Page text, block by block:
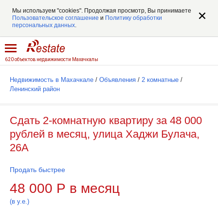
Мы используем "cookies". Продолжая просмотр, Вы принимаете
Пользовательское соглашение и Политику обработки
персональных данных.
620 объектов недвижимости Махачкалы
Недвижимость в Махачкале / Объявления / 2 комнатные /
Ленинский район
Сдать 2-комнатную квартиру за 48 000
рублей в месяц, улица Хаджи Булача,
26А
Продать быстрее
48 000 Р в месяц
(в у.е.)